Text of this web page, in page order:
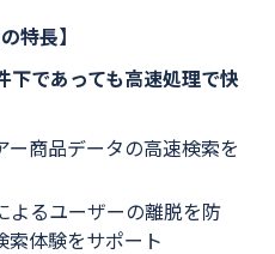
特長】
下であっても高速処理で快
ー商品データの高速検索を
よるユーザーの離脱を防
索体験をサポート